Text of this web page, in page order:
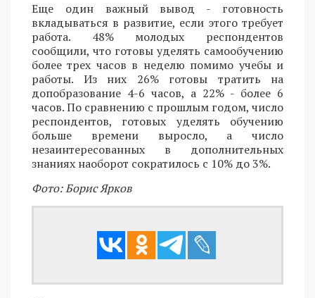
Еще один важный вывод - готовность
вкладываться в развитие, если этого требует
работа. 48% молодых респондентов
сообщили, что готовы уделять самообучению
более трех часов в неделю помимо учебы и
работы. Из них 26% готовы тратить на
допобразование 4-6 часов, а 22% - более 6
часов. По сравнению с прошлым годом, число
респондентов, готовых уделять обучению
больше времени выросло, а число
незаинтересованных в дополнительных
знаниях наоборот сократилось с 10% до 3%.
Фото: Борис Ярков